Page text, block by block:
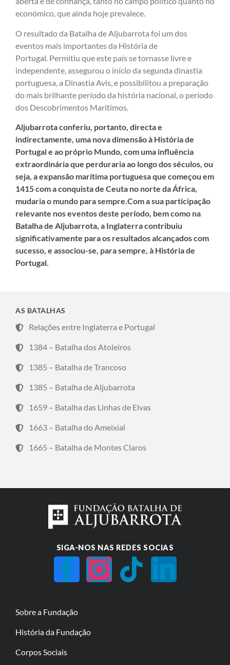
AS BATALHAS
Relações entre Inglaterra e Portugal
1384 – Batalha dos Atoleiros
1385 – Batalha de Trancoso
1385 – Batalha de Aljubarrota
1659 – Batalha das Linhas de Elvas
1663 – Batalha do Ameixial​
1665 – Batalha de Montes Claros
económico, que ainda hoje prevalece.
O resultado da Batalha de Aljubarrota foi um dos
eventos mais importantes da História de
Portugal. Permitiu que este país se tornasse livre e
independente, assegurou o início da segunda dinastia
portuguesa, a Dinastia Avis, e possibilitou a preparação
do mais brilhante período da história nacional, o período
dos Descobrimentos Marítimos.
Aljubarrota conferiu, portanto, directa e
indirectamente, uma nova dimensão à História de
Portugal e ao próprio Mundo, com uma influência
extraordinária que perduraria ao longo dos séculos, ou
seja, a expansão marítima portuguesa que começou em
1415 com a conquista de Ceuta no norte da África,
mudaria o mundo para sempre.Com a sua participação
relevante nos eventos deste período, bem como na
Batalha de Aljubarrota, a Inglaterra contribuiu
significativamente para os resultados alcançados com
sucesso, e associou-se, para sempre, à História de
Portugal.
SIGA-NOS NAS REDES SOCIAS
Sobre a Fundação
História da Fundação
Corpos Sociais